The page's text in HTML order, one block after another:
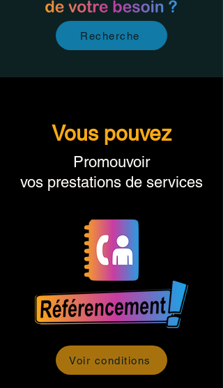
Recherche
Vous pouvez
Promouvoir
vos prestations de services
Voir conditions